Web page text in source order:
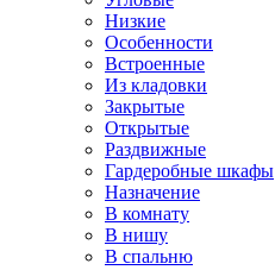
Низкие
Особенности
Встроенные
Из кладовки
Закрытые
Открытые
Раздвижные
Гардеробные шкафы
Назначение
В комнату
В нишу
В спальню